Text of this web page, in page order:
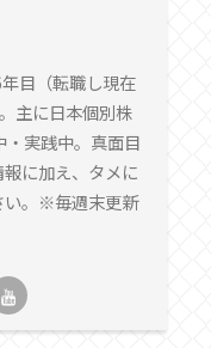
目（転職し現在
主に日本個別株
実践中。真面目
に加え、タメに
い。※毎週末更新